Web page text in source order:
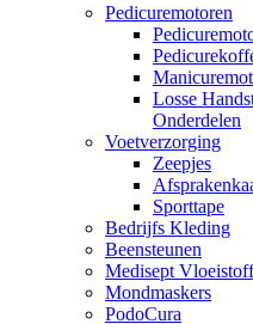
Pedicuremotoren
Losse
Onderdelen
Voetverzorging
Zeepjes
Sporttape
Bedrijfs Kleding
Beensteunen
Medisept
Mondmaskers
PodoCura